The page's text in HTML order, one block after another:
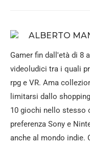
ALBERTO
Gamer fin dall'età di 8
videoludici tra i quali
rpg e VR. Ama
limitarsi dallo
10 giochi nello stesso
preferenza Sony e
anche al mondo indie.